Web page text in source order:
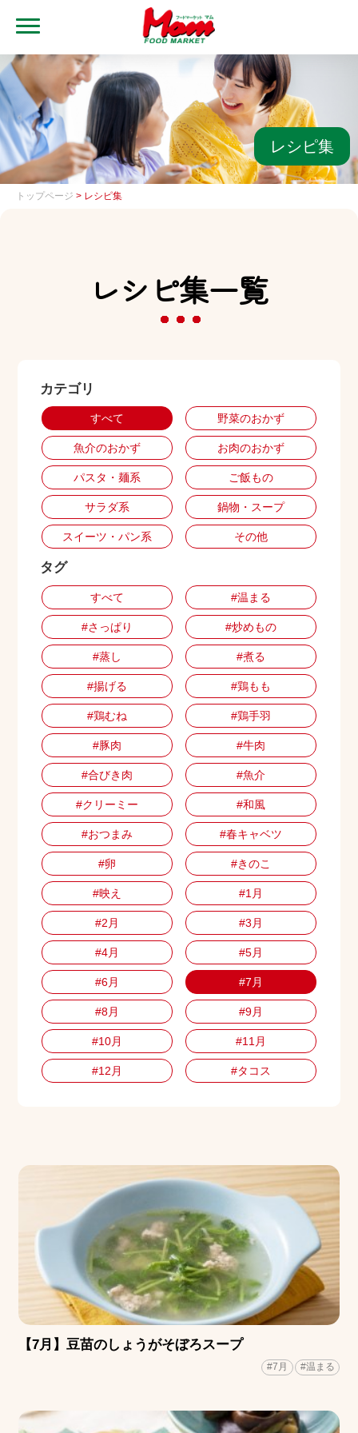
トップ
ブランド・店舗
マムアプリ
マムEdy
出店用地募集
レシピ集
トップページ > レシピ集
レシピ集一覧
カテゴリ
すべて 野菜のおかず
魚介のおかず お肉のおかず
パスタ・麺系 ご飯もの
サラダ系 鍋物・スープ
スイーツ・パン系 その他
タグ
すべて #温まる
#さっぱり #炒めもの
#蒸し #煮る
#揚げる #鶏もも
#鶏むね #鶏手羽
#豚肉 #牛肉
#合びき肉 #魚介
#クリーミー #和風
#おつまみ #春キャベツ
#卵 #きのこ
#映え #1月
#2月 #3月
#4月 #5月
#6月 #7月
#8月 #9月
#10月 #11月
#12月 #タコス
【7月】豆苗のしょうがそぼろスープ
#7月 #温まる